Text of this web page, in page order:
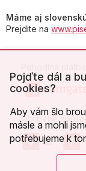
Pojďte dál a
cookies?
Aby vám šlo
másle a mohli
potřebujeme k
Máme aj
Prejdite na
Oblíbené